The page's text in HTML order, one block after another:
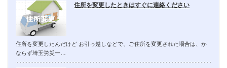
住所を変更したときはすぐに連絡ください
住所を変更したんだけど お引っ越しなどで、ご住所を変更された場合は、か
ならず埼玉労災一…